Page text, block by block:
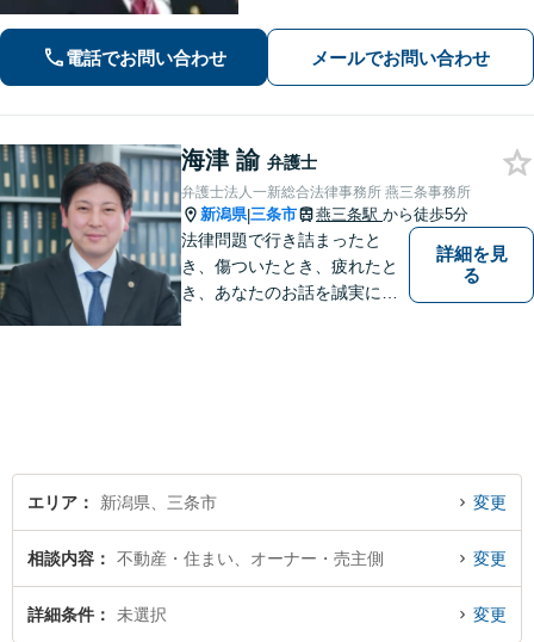
まずはお気軽にご相談ください【休
日・夜間相談可】
電話でお問い合わせ メールでお問い合わせ
海津 諭 弁護士
弁護士法人一新総合法律事務所 燕三条事務所
新潟県|三条市 燕三条駅 から徒歩5分
法律問題で行き詰まったと
き、傷ついたとき、疲れたと
き、あなたのお話を誠実にお
詳細を見
る
エリア 新潟県、三条市 変更
相談内容 不動産・住まい、オーナー・売主側 変更
詳細条件 未選択 変更